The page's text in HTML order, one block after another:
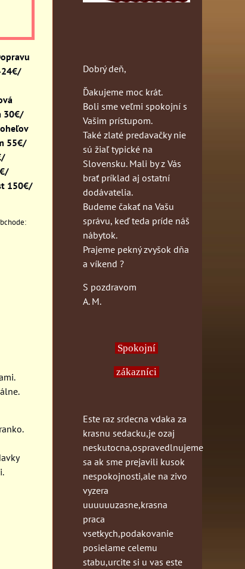
24€/
30€/
55€/
150€/
Dobrý deň,
Ďakujeme moc krát.
Boli sme veľmi spokojní s
Vašim prístupom.
Také zlaté predavačky nie
sú žiaľ typické na
Slovensku. Mali by z Vás
brať príklad aj ostatní
dodávatelia.
Budeme čakať na Vašu
správu, keď teda príde náš
nábytok.
Prajeme pekný zvyšok dňa
a víkend ?
S pozdravom
A. M.
Spokojní
zákazníci
Este raz srdecna vdaka za
krasnu sedacku,je ozaj
neskutocna,ospravedlnujeme
sa ak sme prejavili kusok
nespokojnosti,ale na zivo
vyzera
uuuuuuzasne,krasna
praca
vsetkych,podakovanie
posielame celemu
stabu,urcite si u vas este